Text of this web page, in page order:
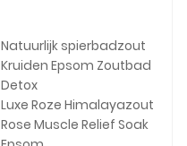
Natuurlijk spierbadzout
Kruiden Epsom Zoutbad
Detox
Luxe Roze Himalayazout
Rose Muscle Relief Soak